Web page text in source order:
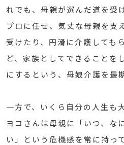
れでも、母親が選んだ道を受
プロに任せ、気丈な母親を支
受けたり、円滑に介護しても
ど、家族としてできることを
にするという、母娘介護を最
一方で、いくら自分の人生も
ヨコさんは母親に「いつ、な
い」という危機感を常に持っ